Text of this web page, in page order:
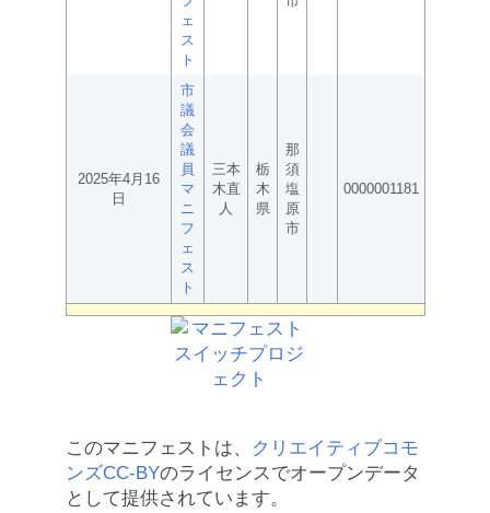
ェ
ス
ト
2025年4月16
日
市
議
会
議
員
マ
ニ
フ
ェ
ス
ト
三本
木直
人
栃
木
県
那
須
塩
原
市
0000001181
このマニフェストは、
クリエイティブコモ
ンズCC-BYのライセンスでオープンデータ
として提供されています。